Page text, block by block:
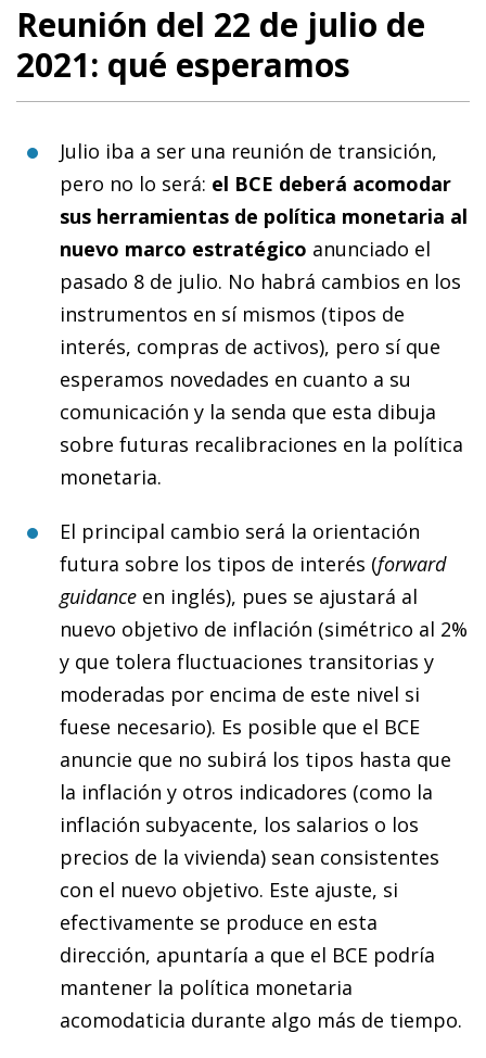
Reunión del 22 de julio de
2021: qué esperamos
Julio iba a ser una reunión de transición,
pero no lo será: el BCE deberá acomodar
sus herramientas de política monetaria al
nuevo marco estratégico anunciado el
pasado 8 de julio. No habrá cambios en los
instrumentos en sí mismos (tipos de
interés, compras de activos), pero sí que
esperamos novedades en cuanto a su
comunicación y la senda que esta dibuja
sobre futuras recalibraciones en la política
monetaria.
El principal cambio será la orientación
futura sobre los tipos de interés (forward
guidance en inglés), pues se ajustará al
nuevo objetivo de inflación (simétrico al 2%
y que tolera fluctuaciones transitorias y
moderadas por encima de este nivel si
fuese necesario). Es posible que el BCE
anuncie que no subirá los tipos hasta que
la inflación y otros indicadores (como la
inflación subyacente, los salarios o los
precios de la vivienda) sean consistentes
con el nuevo objetivo. Este ajuste, si
efectivamente se produce en esta
dirección, apuntaría a que el BCE podría
mantener la política monetaria
acomodaticia durante algo más de tiempo.